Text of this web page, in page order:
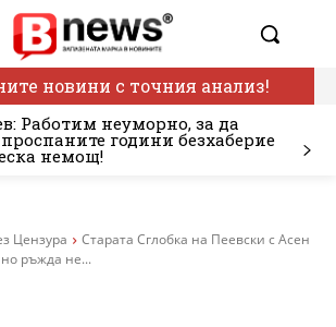
новини с точния анализ!
Работим неуморно, за да
години безхаберие
немощ!
Цензура
Старата Сглобка на Пеевски с Асен
ръжда не...